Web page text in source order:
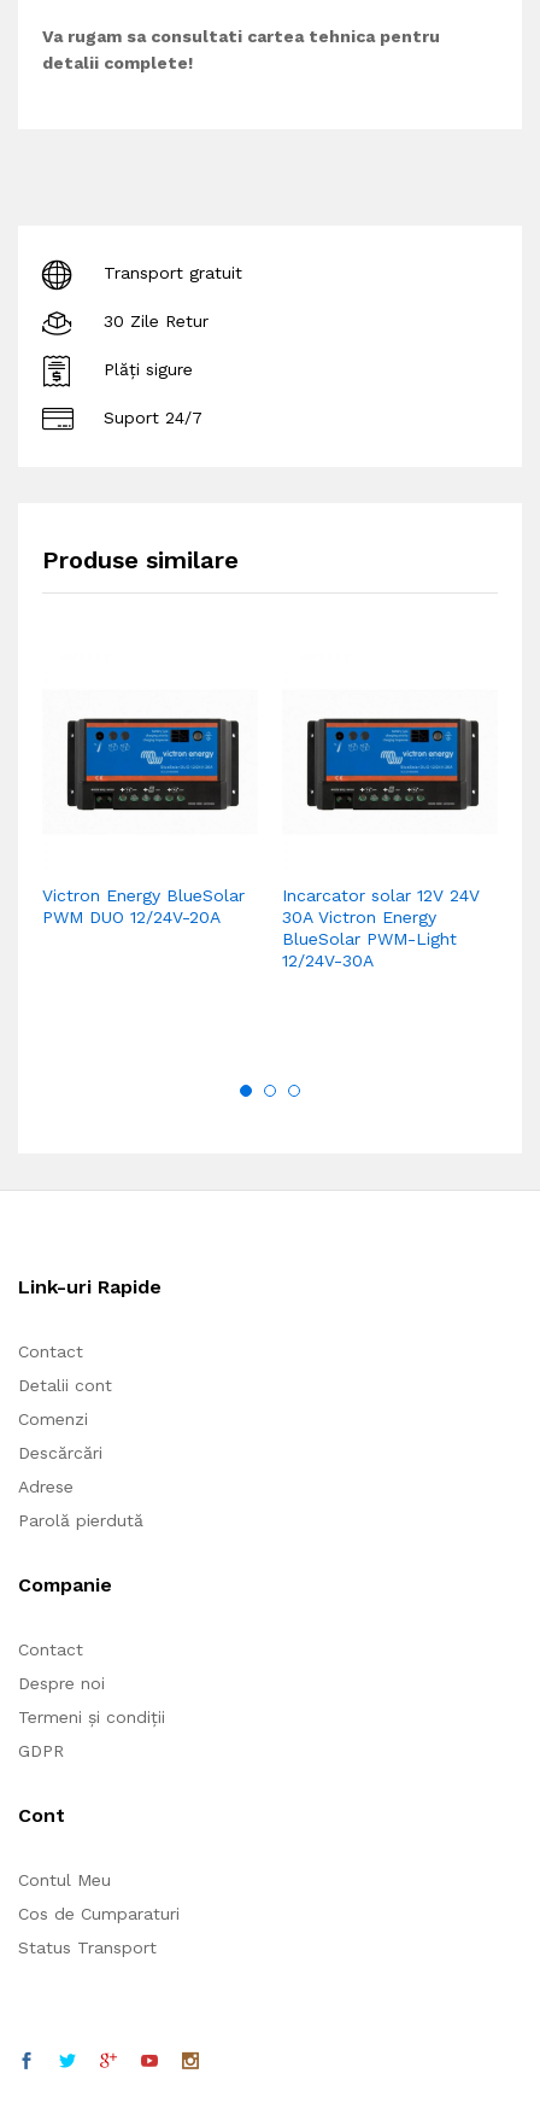
Va rugam sa consultati cartea tehnica pentru
detalii complete!
Transport gratuit
30 Zile Retur
Plăți sigure
Suport 24/7
Produse similare
Victron Energy BlueSolar
PWM DUO 12/24V-20A
Incarcator solar 12V 24V
30A Victron Energy
BlueSolar PWM-Light
12/24V-30A
Link-uri Rapide
Contact
Detalii cont
Comenzi
Descărcări
Adrese
Parolă pierdută
Companie
Contact
Despre noi
Termeni și condiții
GDPR
Cont
Contul Meu
Cos de Cumparaturi
Status Transport